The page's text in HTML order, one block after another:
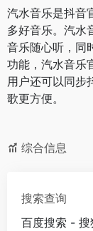
汽水音乐是抖音
多好音乐。汽水
音乐随心听，同
功能，汽水音乐
用户还可以同步
歌更方便。
综合信息
搜索查询
百度搜索 - 搜